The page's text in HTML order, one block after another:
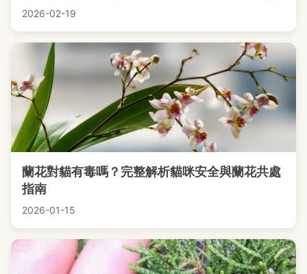
2026-02-19
蘭花對貓有毒嗎？完整解析貓咪安全與蘭花共處
指南
2026-01-15